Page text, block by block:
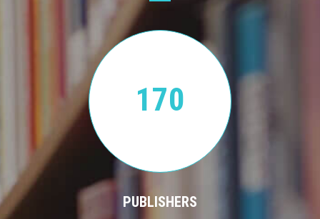
170
PUBLISHERS